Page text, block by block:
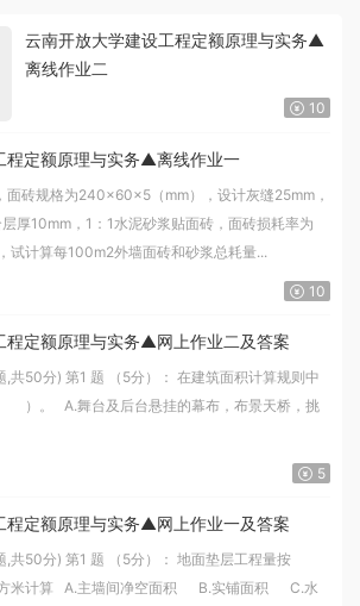
云南开放大学建设工程定额原理与实务▲
离线作业二
10
程定额原理与实务▲离线作业一
面砖规格为240×60×5（mm），设计灰缝25mm，
厚10mm，1：1水泥砂浆贴面砖，面砖损耗率为
试计算每100m2外墙面砖和砂浆总耗量...
10
程定额原理与实务▲网上作业二及答案
共50分) 第1 题 （5分）： 在建筑面积计算规则中
）。 A.舞台及后台悬挂的幕布，布景天桥，挑
5
程定额原理与实务▲网上作业一及答案
,共50分) 第1 题 （5分）： 地面垫层工程量按
米计算 A.主墙间净空面积 B.实铺面积 C.水